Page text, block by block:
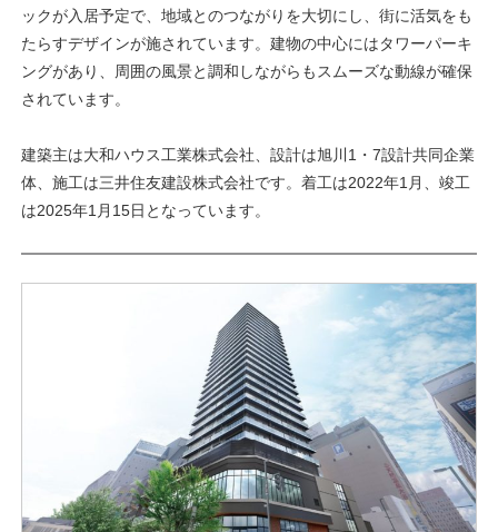
ックが入居予定で、地域とのつながりを大切にし、街に活気をも
たらすデザインが施されています。建物の中心にはタワーパーキ
ングがあり、周囲の風景と調和しながらもスムーズな動線が確保
されています。
建築主は大和ハウス工業株式会社、設計は旭川1・7設計共同企業
体、施工は三井住友建設株式会社です。着工は2022年1月、竣工
は2025年1月15日となっています。